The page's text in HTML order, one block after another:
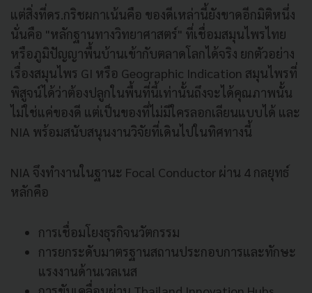
แต่สิ่งที่ดร.กริชผกาเน้นคือ ของดีเหล่านี้ยังขาดอีกมิติหนึ่ง
นั่นคือ "หลักฐานทางวิทยาศาสตร์" ที่เชื่อมสมุนไพรไทย
หรือภูมิปัญญาพื้นบ้านเข้ากับตลาดโลกได้จริง ยกตัวอย่าง
เรื่องสมุนไพร GI หรือ Geographic Indication สมุนไพรที่
พิสูจน์ได้ว่าต้องปลูกในพื้นที่นี้เท่านั้นถึงจะได้คุณภาพนั้น
ไม่ใช่แค่ของดี แต่เป็นของที่ไม่มีใครลอกเลียนแบบได้ และ
NIA พร้อมสนับสนุนงานวิจัยที่เดินไปในทิศทางนี้
NIA จึงทำงานในฐานะ Focal Conductor ผ่าน 4 กลยุทธ์
หลักคือ
การเชื่อมโยงธุรกิจนวัตกรรม
การยกระดับมาตรฐานสถานประกอบการและทักษะ
แรงงานด้านเวลเนส